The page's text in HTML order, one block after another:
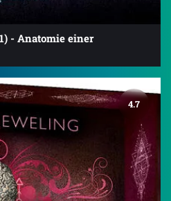
- Anatomie einer
4.7